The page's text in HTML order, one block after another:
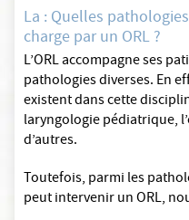
La : Quelles
charge par un ORL ?
L’ORL accompagne ses
pathologies diverses. En
existent dans cette
laryngologie pédiatrique,
d’autres.
Toutefois, parmi les
peut intervenir un ORL,